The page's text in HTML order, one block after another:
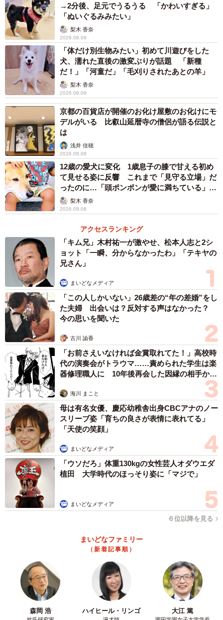
→2分後、足元でうるうる 「かわいすぎる」
「ぬいぐるみみたい」
梨木 香奈
2026.08.09
「体だけ別生物みたい」初めて川遊びをした
犬、濡れた直後の激変ぶりが話題 「新種
だ！」「河童だ」「毛刈りされたあとの羊」
梨木 香奈
2026.08.09
京都の百貨店が開催のお化け屋敷のお化けにモ
デルがいる 比叡山延暦寺の僧侶が語る伝説と
は
浅井 佳穂
2026.08.08
12歳の愛犬に変化 1歳息子の膝で甘える初め
て見せる姿に反響 これまで「見守る立場」だ
ったのに…「頭ポンポンが愛に満ちている」
「尊…」
梨木 香奈
2026.08.08
アクセスランキング
「キム兄」木村祐一が激やせ、松本人志と2シ
ョット「一瞬、分からなかったわ」「テキヤの
兄さん」
まいどなメディア
「この人しかいない」26歳差の“年の差婚”をし
た夫婦 出会いは？反対する声はなかった？
今の思いを聞いた
古川 諭香
「お前さえいなければ金賞取れてた！」高校時
代の演奏会がトラウマ……責められた学生は楽
器修理職人に 10年後再会した因縁の相手から
海川 まこと
母は有名女優、慶応幼稚舎出身CBCアナのノー
スリーブ姿「育ちの良さが表情に表れてる」
「天使の笑顔」
まいどなメディア
「ウソだろ」体重130kgの女性芸人オダウエダ
植田 大学時代のほっそり姿に「マジで」
まいどなメディア
６位以降を見る
まいどなファミリー
（新着記事順）
森岡 浩 ハイヒール・リンゴ 大江 篤